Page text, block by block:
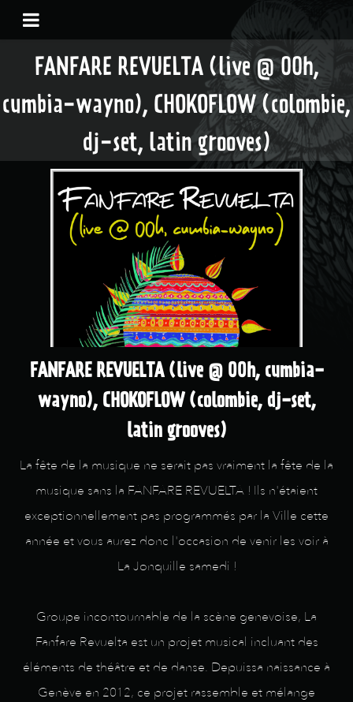
FANFARE REVUELTA (live @ 00h,
cumbia-wayno), CHOKOFLOW (colombie,
dj-set, latin grooves)
FANFARE REVUELTA (live @ 00h, cumbia-
wayno), CHOKOFLOW (colombie, dj-set,
latin grooves)
La fête de la musique ne serait pas vraiment la fête de la
musique sans la FANFARE REVUELTA ! Ils n'étaient
exceptionnellement pas programmés par la Ville cette
année et vous aurez donc l'occasion de venir les voir à
La Jonquille samedi !
Groupe incontournable de la scène genevoise, La
Fanfare Revuelta est un projet musical incluant des
éléments de théâtre et de danse. Depuissa naissance à
Genève en 2012, ce projet rassemble et mélange